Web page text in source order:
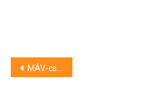
Bejegyzés
MÁV-csoport: sűrűbb, ütemes és vonatokhoz hangolt buszhálózat indul a Mátrában